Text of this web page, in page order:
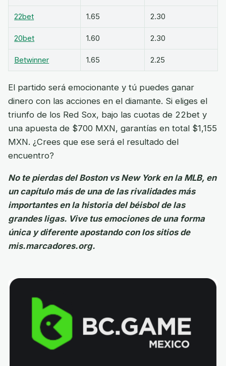
22bet 1.65 2.30
20bet 1.60 2.30
Betwinner 1.65 2.25
El partido será emocionante y tú puedes ganar
dinero con las acciones en el diamante. Si eliges el
triunfo de los Red Sox, bajo las cuotas de 22bet y
una apuesta de $700 MXN, garantías en total $1,155
MXN. ¿Crees que ese será el resultado del
encuentro?
No te pierdas del Boston vs New York en la MLB, en
un capítulo más de una de las rivalidades más
importantes en la historia del béisbol de las
grandes ligas. Vive tus emociones de una forma
única y diferente apostando con los sitios de
mis.marcadores.org.